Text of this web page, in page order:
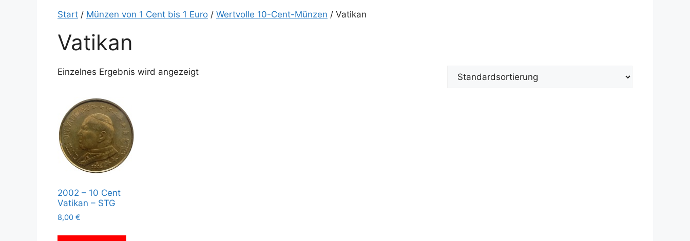
Start / Münzen von 1 Cent bis 1 Euro / Wertvolle 10-Cent-Münzen / Vatikan
Vatikan
Einzelnes Ergebnis wird angezeigt
2002 – 10 Cent
Vatikan – STG
8,00 €